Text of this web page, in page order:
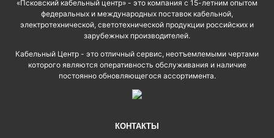
«Псковский кабельный центр» - это компания с 15-летним опытом
федеральных и международных поставок кабельной,
электротехнической, светотехнической продукции российских и
зарубежных производителей.
Кабельный Центр - это отличный сервис, неотъемлемыми чертами
которого являются оперативность обслуживания и наличие
постоянно обновляющегося ассортимента.
КОНТАКТЫ